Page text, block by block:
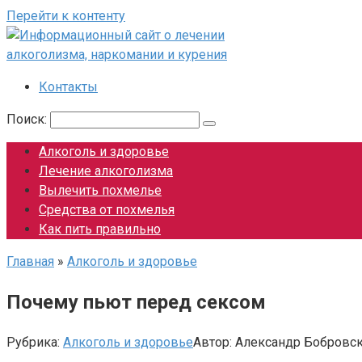
Перейти к контенту
Контакты
Поиск:
Алкоголь и здоровье
Лечение алкоголизма
Вылечить похмелье
Средства от похмелья
Как пить правильно
Главная » Алкоголь и здоровье
Почему пьют перед сексом
Рубрика: Алкоголь и здоровьеАвтор: Александр